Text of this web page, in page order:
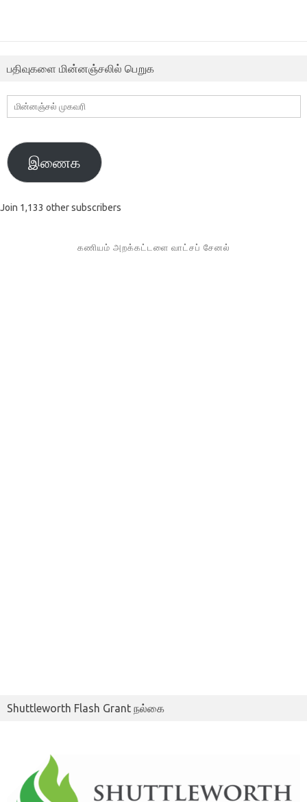
பதிவுகளை மின்னஞ்சலில் பெறுக
மின்னஞ்சல்
முகவரி
இணைக
Join 1,133 other subscribers
கணியம் அறக்கட்டளை வாட்சப் சேனல்
Shuttleworth Flash Grant நல்கை